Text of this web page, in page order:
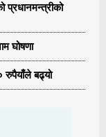
प्रधानमन्त्रीको
घोषणा
रुपैयाँले बढ्यो